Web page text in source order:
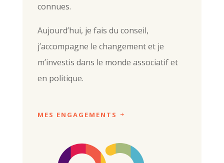
connues.
Aujourd’hui, je fais du conseil,
j’accompagne le changement et je
m’investis dans le monde associatif et
en politique.
MES ENGAGEMENTS